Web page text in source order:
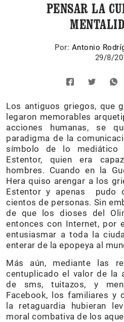
PENSAR LA
Por: Antonio
29/8/
Los antiguos griegos, que
legaron memorables
acciones humanas, se
paradigma de la
símbolo de lo mediático
Estentor, quien era
hombres. Cuando en la
Hera quiso arengar a los
Estentor y apenas pudo
cientos de personas. Sin
de que los dioses del
entonces con Internet, por
entusiasmar a toda la
enterar de la epopeya al
Más aún, mediante las
centuplicado el valor de la
de sms, tuitazos, y
Facebook, los familiares y
la retaguardia hubieran
moral combativa de los